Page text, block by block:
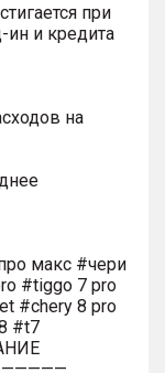
при
ин и кредита
на
макс #чери
#tiggo 7 pro
#chery 8 pro
#t7